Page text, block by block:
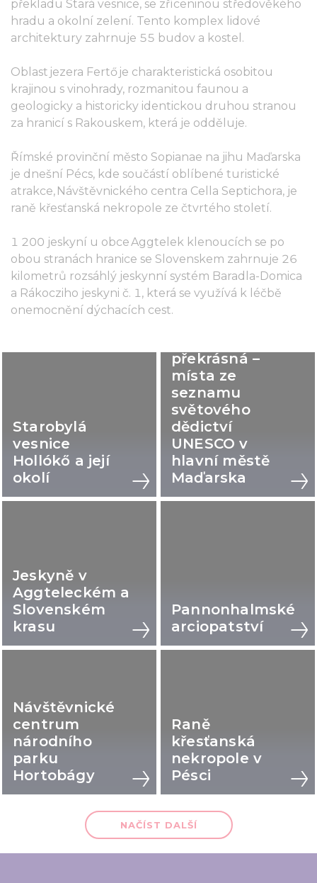
překladu Stará vesnice, se zříceninou středověkého
hradu a okolní zelení. Tento komplex lidové
architektury zahrnuje 55 budov a kostel.
Oblast jezera Fertő je charakteristická osobitou
krajinou s vinohrady, rozmanitou faunou a
geologicky a historicky identickou druhou stranou
za hranicí s Rakouskem, která je odděluje.
Římské provinční město Sopianae na jihu Maďarska
je dnešní Pécs, kde součástí oblíbené turistické
atrakce, Návštěvnického centra Cella Septichora, je
raně křesťanská nekropole ze čtvrtého století.
1 200 jeskyní u obce Aggtelek klenoucích se po
obou stranách hranice se Slovenskem zahrnuje 26
kilometrů rozsáhlý jeskynní systém Baradla-Domica
a Rákocziho jeskyni č. 1, která se využívá k léčbě
onemocnění dýchacích cest.
Starobylá
vesnice
Hollókő a její
okolí
překrásná –
místa ze
seznamu
světového
dědictví
UNESCO v
hlavní městě
Maďarska
Jeskyně v
Aggteleckém a
Slovenském
krasu
Pannonhalmské
arciopatství
Návštěvnické
centrum
národního
parku
Hortobágy
Raně
křesťanská
nekropole v
Pésci
NAČÍST DALŠÍ